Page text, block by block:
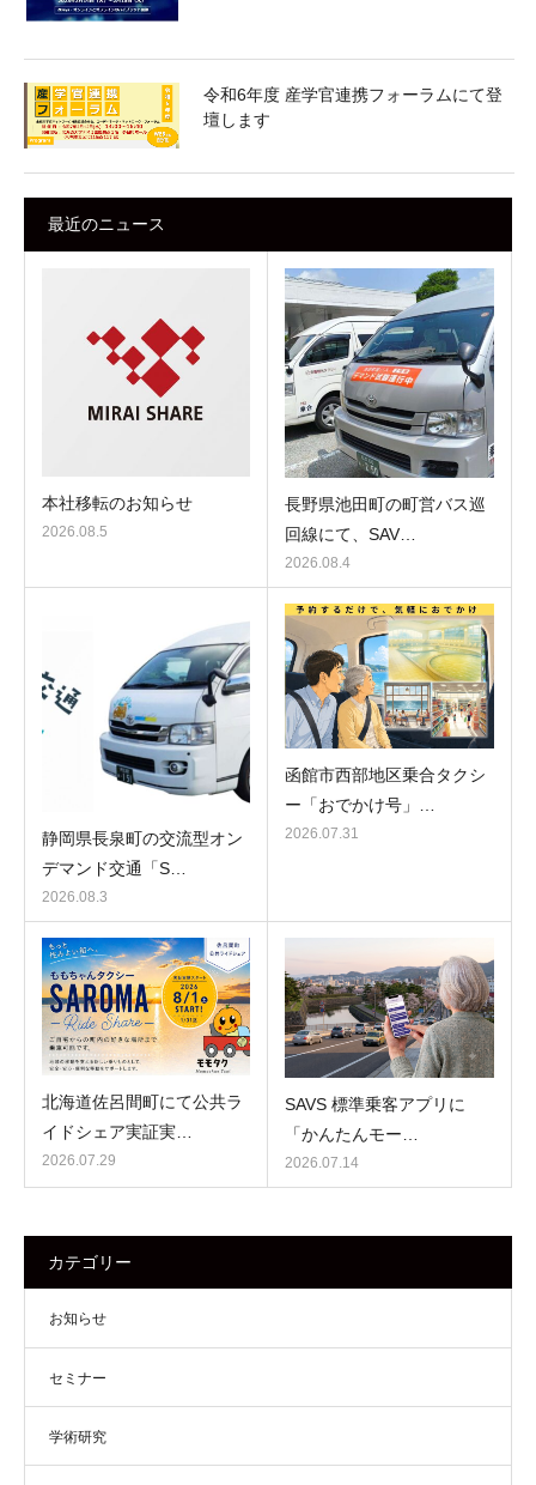
令和6年度 産学官連携フォーラムにて登
壇します
最近のニュース
本社移転のお知らせ
2026.08.5
長野県池田町の町営バス巡
回線にて、SAV…
2026.08.4
静岡県長泉町の交流型オン
デマンド交通「S…
2026.08.3
函館市西部地区乗合タクシ
ー「おでかけ号」…
2026.07.31
北海道佐呂間町にて公共ラ
イドシェア実証実…
2026.07.29
SAVS 標準乗客アプリに
「かんたんモー…
2026.07.14
カテゴリー
お知らせ
セミナー
学術研究